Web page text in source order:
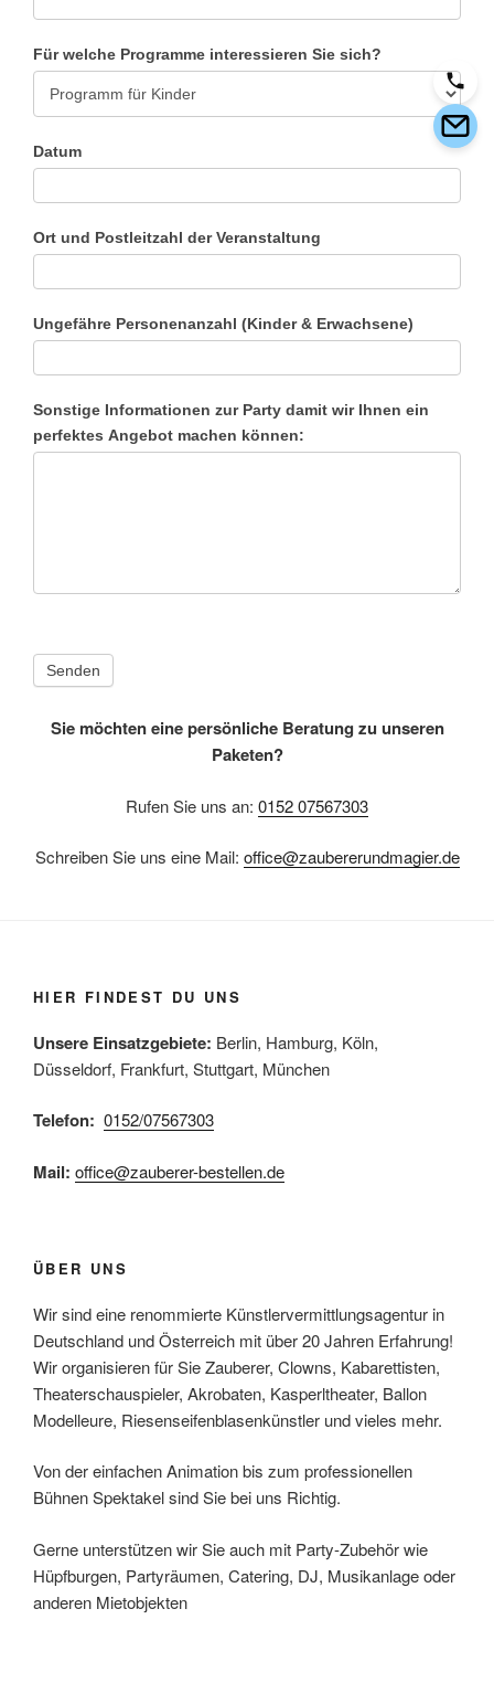
Für welche Programme interessieren Sie sich?
Datum
Ort und Postleitzahl der Veranstaltung
Ungefähre Personenanzahl (Kinder & Erwachsene)
Sonstige Informationen zur Party damit wir Ihnen ein
perfektes Angebot machen können:
Senden
Sie möchten eine persönliche Beratung zu unseren
Paketen?
Rufen Sie uns an: 0152 07567303
Schreiben Sie uns eine Mail: office@zaubererundmagier.de
HIER FINDEST DU UNS
Unsere Einsatzgebiete: Berlin, Hamburg, Köln,
Düsseldorf, Frankfurt, Stuttgart, München
Telefon: 0152/07567303
Mail: office@zauberer-bestellen.de
ÜBER UNS
Wir sind eine renommierte Künstlervermittlungsagentur in
Deutschland und Österreich mit über 20 Jahren Erfahrung!
Wir organisieren für Sie Zauberer, Clowns, Kabarettisten,
Theaterschauspieler, Akrobaten, Kasperltheater, Ballon
Modelleure, Riesenseifenblasenkünstler und vieles mehr.
Von der einfachen Animation bis zum professionellen
Bühnen Spektakel sind Sie bei uns Richtig.
Gerne unterstützen wir Sie auch mit Party-Zubehör wie
Hüpfburgen, Partyräumen, Catering, DJ, Musikanlage oder
anderen Mietobjekten